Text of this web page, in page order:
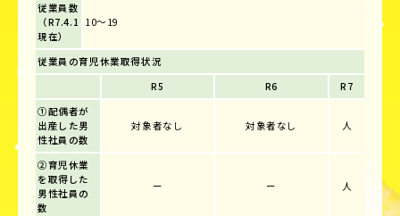
従業員数
（R7.4.1
現在）
10～19
従業員の育児休業取得状況
R5
R6
R7
①配偶者が
出産した男
性社員の数
対象者なし 対象者なし 人
②育児休業
を取得した
男性社員の
数
ー ー 人